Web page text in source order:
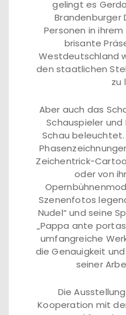
gelingt es
Brandenburger
Personen in
brisante
Westdeutschland
den staatlichen
zu
Aber auch das
Schauspieler und
Schau beleuchtet.
Zeichentrick-
oder von
Szenenfotos
Nudel“ und seine
„Pappa ante
umfangreiche
die Genauigkeit
seiner
Die
Kooperation mit